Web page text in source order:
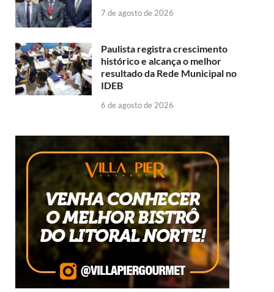
7 de agosto de 2026
Paulista registra crescimento
histórico e alcança o melhor
resultado da Rede Municipal no
IDEB
6 de agosto de 2026